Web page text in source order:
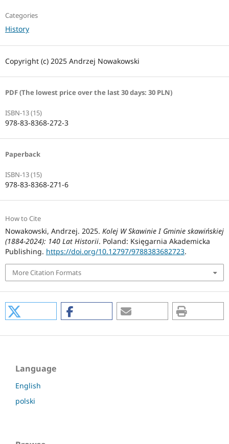
Categories
History
Copyright (c) 2025 Andrzej Nowakowski
PDF (The lowest price over the last 30 days: 30 PLN)
ISBN-13 (15)
978-83-8368-272-3
Paperback
ISBN-13 (15)
978-83-8368-271-6
How to Cite
Nowakowski, Andrzej. 2025. Kolej W Skawinie I Gminie skawińskiej
(1884-2024): 140 Lat Historii. Poland: Księgarnia Akademicka
Publishing. https://doi.org/10.12797/9788383682723.
More Citation Formats
Language
English
polski